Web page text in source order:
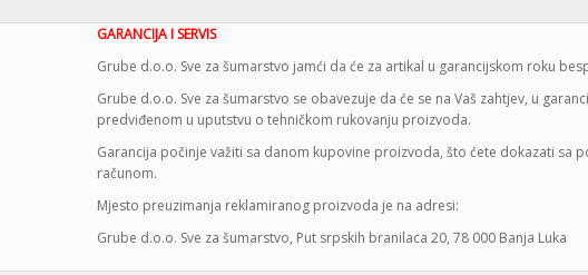
GARANCIJA I SERVIS
Grube d.o.o. Sve za šumarstvo jamći da će za artikal u garancijskom roku
Grube d.o.o. Sve za šumarstvo se obavezuje da će se na Vaš zahtjev, u
predviđenom u uputstvu o tehničkom rukovanju proizvoda.
Garancija počinje važiti sa danom kupovine proizvoda, što ćete dokazati
računom.
Mjesto preuzimanja reklamiranog proizvoda je na adresi:
Grube d.o.o. Sve za šumarstvo, Put srpskih branilaca 20, 78 000 Banja Luka